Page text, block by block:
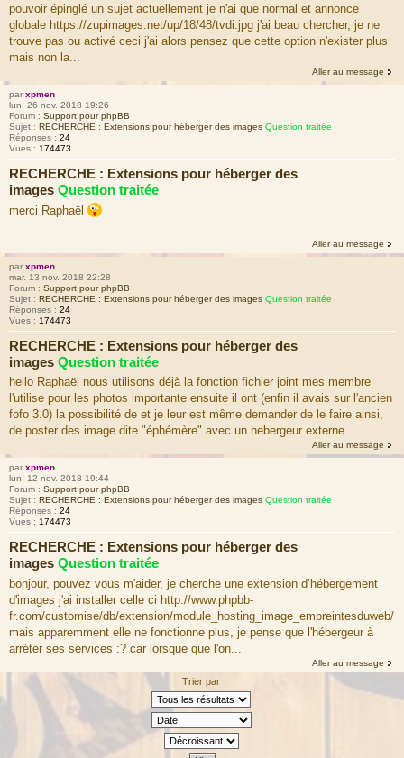
pouvoir épinglé un sujet actuellement je n'ai que normal et annonce
globale https://zupimages.net/up/18/48/tvdi.jpg j'ai beau chercher, je ne
trouve pas ou activé ceci j'ai alors pensez que cette option n'exister plus
mais non la...
Aller au message
par xpmen
lun. 26 nov. 2018 19:26
Forum : Support pour phpBB
Sujet : RECHERCHE : Extensions pour héberger des images Question traitée
Réponses : 24
Vues : 174473
RECHERCHE : Extensions pour héberger des
images Question traitée
merci Raphaël
Aller au message
par xpmen
mar. 13 nov. 2018 22:28
Forum : Support pour phpBB
Sujet : RECHERCHE : Extensions pour héberger des images Question traitée
Réponses : 24
Vues : 174473
RECHERCHE : Extensions pour héberger des
images Question traitée
hello Raphaël nous utilisons déjà la fonction fichier joint mes membre
l'utilise pour les photos importante ensuite il ont (enfin il avais sur l'ancien
fofo 3.0) la possibilité de et je leur est même demander de le faire ainsi,
de poster des image dite "éphémère" avec un hebergeur externe ...
Aller au message
par xpmen
lun. 12 nov. 2018 19:44
Forum : Support pour phpBB
Sujet : RECHERCHE : Extensions pour héberger des images Question traitée
Réponses : 24
Vues : 174473
RECHERCHE : Extensions pour héberger des
images Question traitée
bonjour, pouvez vous m'aider, je cherche une extension d’hébergement
d'images j'ai installer celle ci http://www.phpbb-
fr.com/customise/db/extension/module_hosting_image_empreintesduweb/
mais apparemment elle ne fonctionne plus, je pense que l'hébergeur à
arréter ses services :? car lorsque que l'on...
Aller au message
Trier par